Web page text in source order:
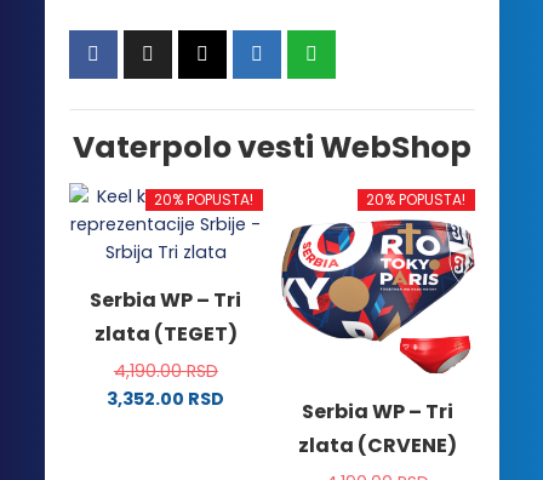
Vaterpolo vesti WebShop
20% POPUSTA!
Serbia WP – Tri
zlata (TEGET)
4,190.00RSD
3,352.00 RSD
20% POPUSTA!
Serbia WP – Tri
zlata (CRVENE)